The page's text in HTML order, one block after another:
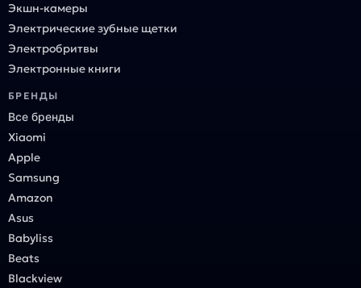
Экшн-камеры
Электрические зубные щетки
Электробритвы
Электронные книги
БРЕНДЫ
Все бренды
Xiaomi
Apple
Samsung
Amazon
Asus
Babyliss
Beats
Blackview